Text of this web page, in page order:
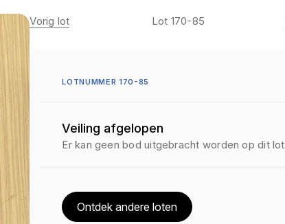
Vorig lot Lot 170-85
LOTNUMMER 170-85
Veiling afgelopen
Er kan geen bod uitgebracht worden op dit lot
Ontdek andere loten